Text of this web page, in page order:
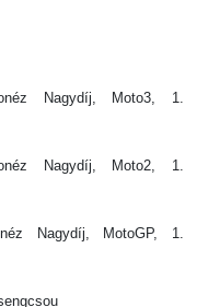
Nagydíj, Moto3, 1.
Nagydíj, Moto2, 1.
Nagydíj, MotoGP, 1.